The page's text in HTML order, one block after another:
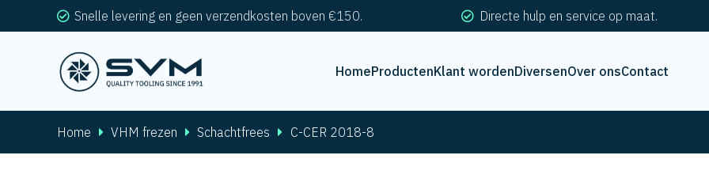
Snelle levering en geen verzendkosten boven €150. Directe hulp en service op maat.
HomeProductenKlant wordenDiversenOver onsContact
Home VHM frezen Schachtfrees C-CER 2018-8